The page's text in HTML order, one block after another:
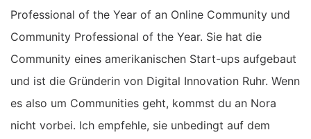
Professional of the Year of an Online Community und
Community Professional of the Year. Sie hat die
Community eines amerikanischen Start-ups aufgebaut
und ist die Gründerin von Digital Innovation Ruhr. Wenn
es also um Communities geht, kommst du an Nora
nicht vorbei. Ich empfehle, sie unbedingt auf dem